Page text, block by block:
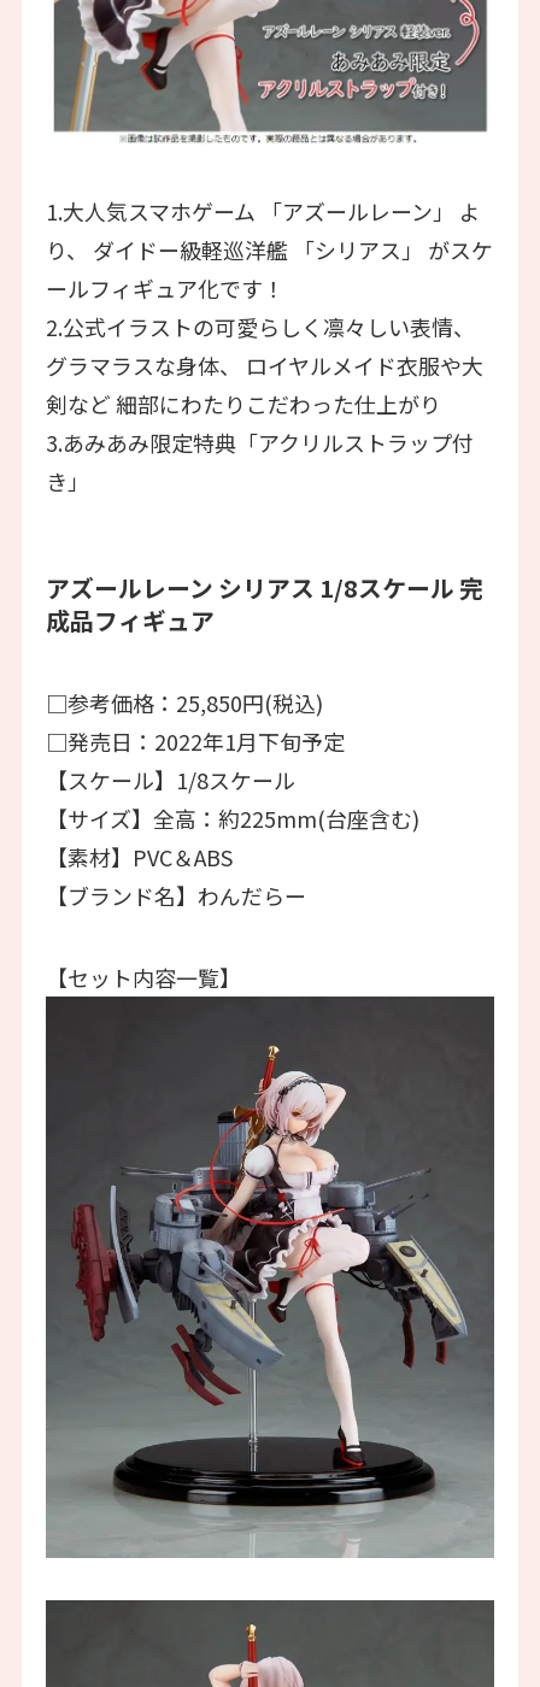
1.大人気スマホゲーム 「アズールレーン」 よ
り、 ダイドー級軽巡洋艦 「シリアス」 がスケ
ールフィギュア化です！
2.公式イラストの可愛らしく凛々しい表情、
グラマラスな身体、 ロイヤルメイド衣服や大
剣など 細部にわたりこだわった仕上がり
3.あみあみ限定特典「アクリルストラップ付
き」
アズールレーン シリアス 1/8スケール 完
成品フィギュア
□参考価格：25,850円(税込)
□発売日：2022年1月下旬予定
【スケール】1/8スケール
【サイズ】全高：約225mm(台座含む)
【素材】PVC＆ABS
【ブランド名】わんだらー
【セット内容一覧】